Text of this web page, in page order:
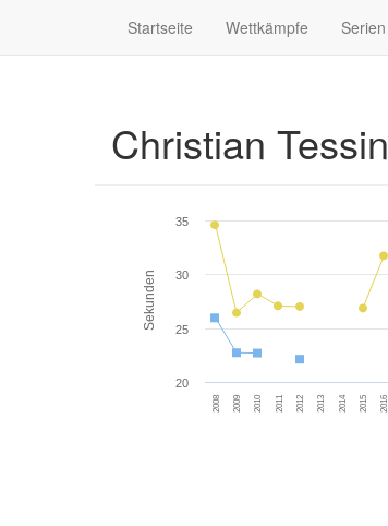
Startseite Wettkämpfe Serien
Christian Tessin
Sekunden
2008 2009 2010 2011 2012 2013 2014 2015 2016
20
25
30
35